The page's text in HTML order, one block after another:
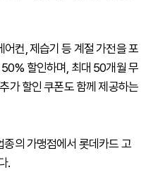
컨, 제습기 등 계절 가전을 포
할인하며, 최대 50개월 무
가 할인 쿠폰도 함께 제공하는
종의 가맹점에서 롯데카드 고
.